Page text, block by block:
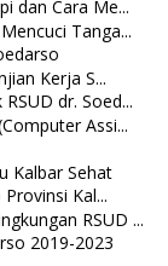
dan Cara Me...
Tanga...
Kerja S...
dr. Soed...
Assi...
Kalbar Sehat
Kal...
RSUD ...
2019-2023